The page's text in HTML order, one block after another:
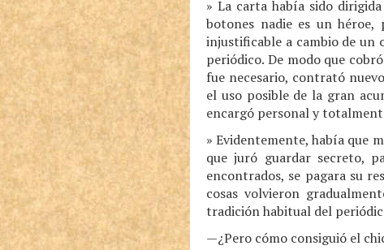
» La carta había sido
botones nadie es un
injustificable a cambio de un
periódico. De modo que
fue necesario, contrató
el uso posible de la gran
encargó personal y
» Evidentemente, había que
que juró guardar secreto,
encontrados, se pagara su
cosas volvieron
tradición habitual del
—¿Pero cómo consiguió el